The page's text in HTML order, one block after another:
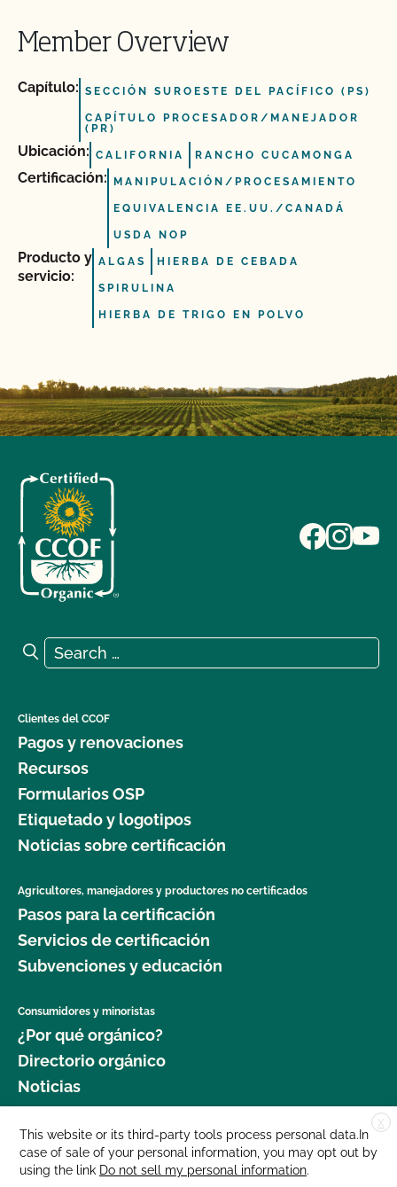
Member Overview
Capítulo: SECCIÓN SUROESTE DEL PACÍFICO (PS)
CAPÍTULO PROCESADOR/MANEJADOR
(PR)
Ubicación: CALIFORNIA RANCHO CUCAMONGA
Certificación: MANIPULACIÓN/PROCESAMIENTO
EQUIVALENCIA EE.UU./CANADÁ
USDA NOP
Producto y
servicio:
ALGAS HIERBA DE CEBADA
SPIRULINA
HIERBA DE TRIGO EN POLVO
Search for:
Search
Clientes del CCOF
Pagos y renovaciones
Recursos
Formularios OSP
Etiquetado y logotipos
Noticias sobre certificación
Agricultores, manejadores y productores no certificados
Pasos para la certificación
Servicios de certificación
Subvenciones y educación
Consumidores y minoristas
¿Por qué orgánico?
Directorio orgánico
Noticias
Donar
Carreras profesionales
Sala de prensa
X
This website or its third-party tools process personal data.In
case of sale of your personal information, you may opt out by
using the link Do not sell my personal information.